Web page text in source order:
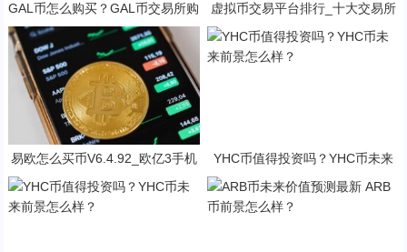
GAL币怎么购买？GAL币交易所购
买教程介绍
虚拟币交易平台排行_十大交易所
app下载2025
易欧怎么买币V6.4.92_欧亿3手机
YHC币值得投资吗？YHC币未来